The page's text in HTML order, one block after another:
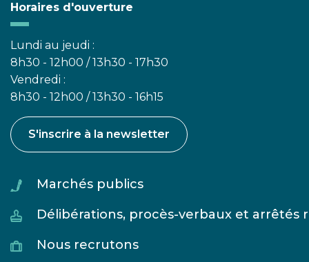
Horaires d'ouverture
Lundi au jeudi :
8h30 - 12h00 / 13h30 - 17h30
Vendredi :
8h30 - 12h00 / 13h30 - 16h15
S'inscrire à la newsletter
Marchés publics
Délibérations, procès-verbaux et arrêtés
Nous recrutons